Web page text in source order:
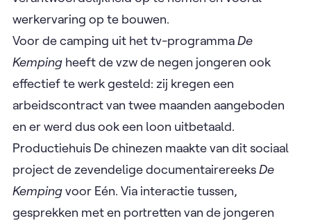
werkervaring op te bouwen.
Voor de camping uit het tv-programmaDe
Kemping heeft de vzw de negen jongeren ook
effectief te werk gesteld: zij kregen een
arbeidscontract van twee maanden aangeboden
en er werd dus ook een loon uitbetaald.
Productiehuis De chinezen maakte van dit sociaal
project de zevendelige documentairereeksDe
Kempingvoor Eén. Via interactie tussen,
gesprekken met en portretten van de jongeren